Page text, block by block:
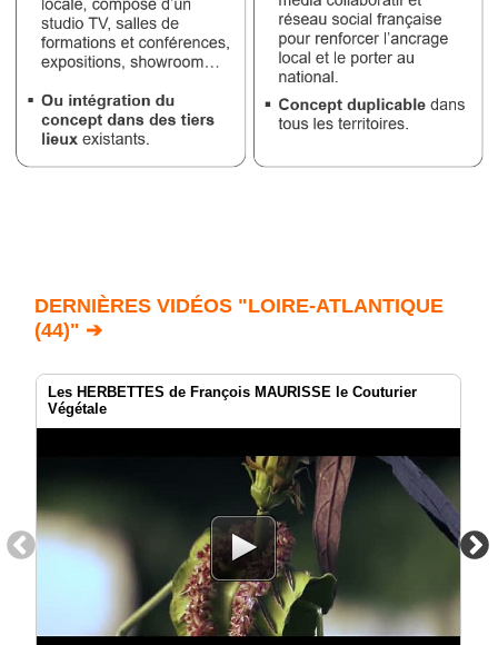
DERNIÈRES VIDÉOS "LOIRE-ATLANTIQUE
(44)" ➔
Les HERBETTES de François MAURISSE le Couturier
Végétale